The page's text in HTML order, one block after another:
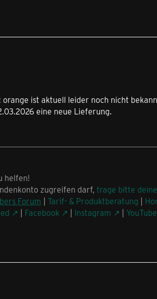
orange ist aktuell leider noch nicht
eine neue Lieferung.
helfen!
zugreifen darf, trage bitte
Forum | Tarif- & Produktberatung |
| Facebook | Instagram | YouTube